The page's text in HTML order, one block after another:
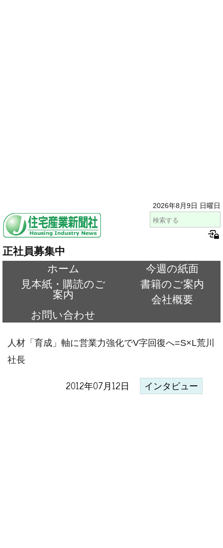
2026年8月9日 日曜日
正社員募集中
ホーム
今週の紙面
見本紙・購読のご
案内
書籍のご案内
会社概要
お問い合わせ
人材「育成」軸に営業力強化でV字回復へ=S×L荒川
社長
2012年07月12日 インタビュー